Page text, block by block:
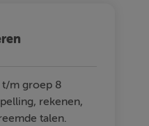
t/m groep 8
rekenen,
talen.